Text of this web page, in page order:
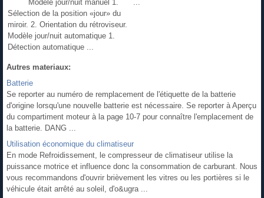
Modèle jour/nuit manuel 1.
Sélection de la position «jour» du
miroir. 2. Orientation du rétroviseur.
Modèle jour/nuit automatique 1.
Détection automatique ...
...
Autres materiaux:
Batterie
Se reporter au numéro de remplacement de l'étiquette de la batterie
d'origine lorsqu'une nouvelle batterie est nécessaire. Se reporter à Aperçu
du compartiment moteur à la page 10‑7 pour connaître l'emplacement de
la batterie. DANG ...
Utilisation économique du climatiseur
En mode Refroidissement, le compresseur de climatiseur utilise la
puissance motrice et influence donc la consommation de carburant. Nous
vous recommandons d'ouvrir brièvement les vitres ou les portières si le
véhicule était arrêté au soleil, d'o&ugra ...